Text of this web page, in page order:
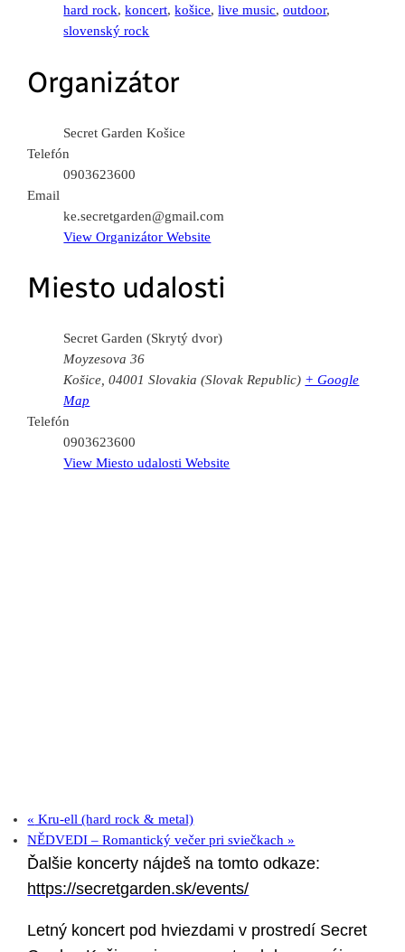
hard rock,koncert,košice,live music,outdoor,
slovenský rock
Organizátor
Secret Garden Košice
Telefón
0903623600
Email
ke.secretgarden@gmail.com
View Organizátor Website
Miesto udalosti
Secret Garden (Skrytý dvor)
Moyzesova 36
Košice 04001 Slovakia (Slovak Republic) + Google
Map
Telefón
0903623600
View Miesto udalosti Website
« Kru-ell (hard rock & metal)
NĚDVEDI – Romantický večer pri sviečkach»
Ďalšie koncerty nájdeš na tomto odkaze:
https://secretgarden.sk/events/
Letný koncert pod hviezdami v prostredí Secret